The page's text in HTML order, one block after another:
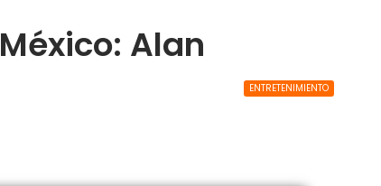
Alan
ENTRETENIMIENTO